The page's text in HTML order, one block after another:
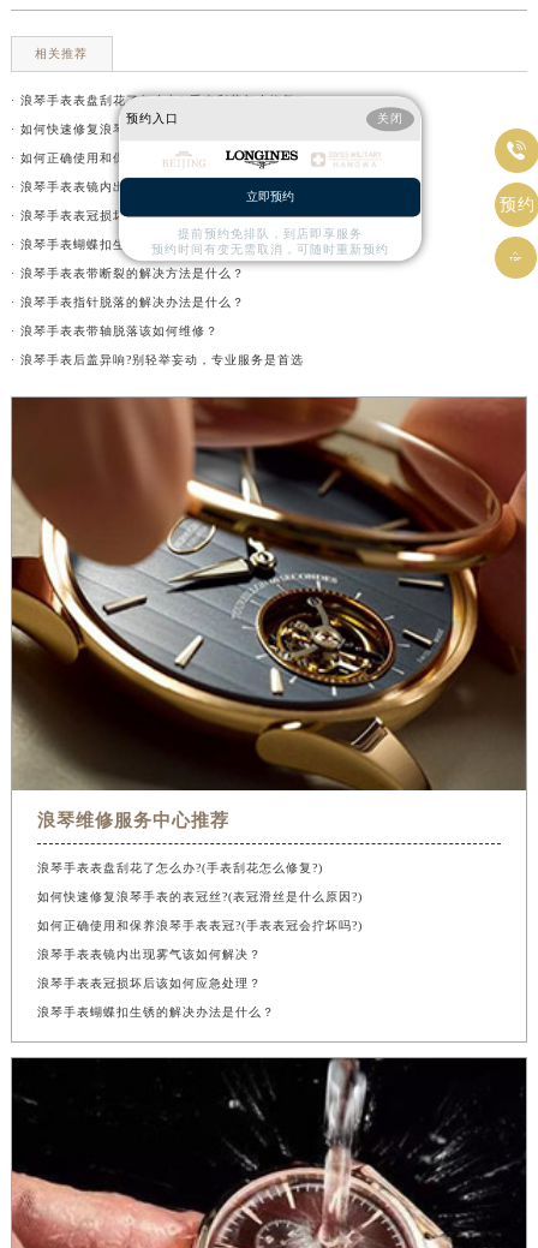
相关推荐
· 浪琴手表表盘刮花了怎么办?(手表刮花怎么修复?)
· 如何快速修复浪琴手表的表冠丝?(表冠滑丝是什么原因?)
· 如何正确使用和保养浪琴手表表冠?(手表表冠会拧坏吗?)
· 浪琴手表表镜内出现雾气该如何解决？
· 浪琴手表表冠损坏后该如何应急处理？
· 浪琴手表蝴蝶扣生锈的解决办法是什么？
· 浪琴手表表带断裂的解决方法是什么？
· 浪琴手表指针脱落的解决办法是什么？
· 浪琴手表表带轴脱落该如何维修？
· 浪琴手表后盖异响?别轻举妄动，专业服务是首选
浪琴维修服务中心推荐
浪琴手表表盘刮花了怎么办?(手表刮花怎么修复?)
如何快速修复浪琴手表的表冠丝?(表冠滑丝是什么原因?)
如何正确使用和保养浪琴手表表冠?(手表表冠会拧坏吗?)
浪琴手表表镜内出现雾气该如何解决？
浪琴手表表冠损坏后该如何应急处理？
浪琴手表蝴蝶扣生锈的解决办法是什么？

预约

预约入口 关闭
立即预约
提前预约免排队，到店即享服务
预约时间有变无需取消，可随时重新预约